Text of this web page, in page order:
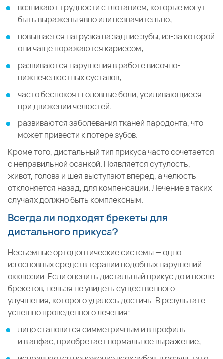
возникают трудности с глотанием, которые могут
быть выражены явно или незначительно;
повышается нагрузка на задние зубы, из-за которой
они чаще поражаются кариесом;
развиваются нарушения в работе височно-
нижнечелюстных суставов;
часто беспокоят головные боли, усиливающиеся
при движении челюстей;
развиваются заболевания тканей пародонта, что
может привести к потере зубов.
Кроме того, дистальный тип прикуса часто сочетается
с неправильной осанкой. Появляется сутулость,
живот, голова и шея выступают вперед, а челюсть
отклоняется назад, для компенсации. Лечение в таких
случаях должно быть комплексным.
Всегда ли подходят брекеты для
дистального прикуса?
Несъемные ортодонтические системы — одно
из основных средств терапии подобных нарушений
окклюзии. Если оценить дистальный прикус до и после
брекетов, нельзя не увидеть существенного
улучшения, которого удалось достичь. В результате
успешно проведенного лечения:
лицо становится симметричным и в профиль
и в анфас, приобретает нормальное выражение;